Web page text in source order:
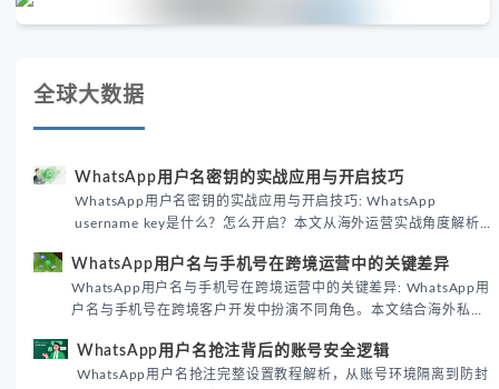
全球大数据
WhatsApp用户名密钥的实战应用与开启技巧
WhatsApp用户名密钥的实战应用与开启技巧: WhatsApp
username key是什么？怎么开启？本文从海外运营实战角度解析
境团队高效触达目标客户。
WhatsApp用户名与手机号在跨境运营中的关键差异
WhatsApp用户名与手机号在跨境运营中的关键差异: WhatsApp用
户名与手机号在跨境客户开发中扮演不同角色。本文结合海外私域
际差异，帮助团队优化WhatsApp营销策略。
WhatsApp用户名抢注背后的账号安全逻辑
WhatsApp用户名抢注完整设置教程解析，从账号环境隔离到防封